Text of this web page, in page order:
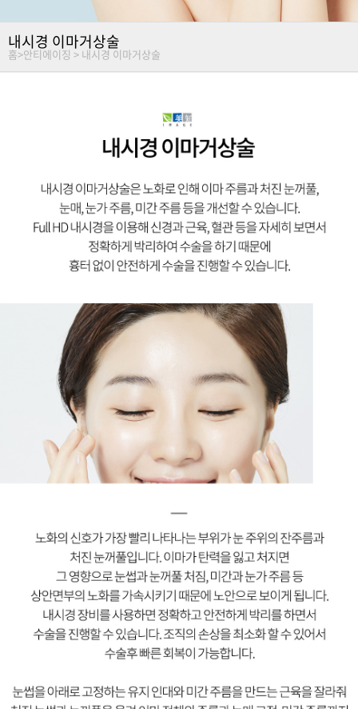
내시경 이마거상술
홈>안티에이징 > 내시경 이마거상술